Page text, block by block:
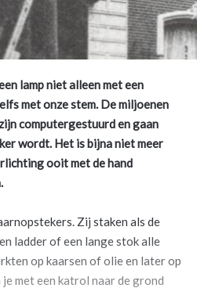
lamp niet alleen met een
met onze stem. De miljoenen
computergestuurd en gaan
wordt. Het isbijna niet meer
ooit met de hand
Zij staken als de
ladder of een lange stok alle
op kaarsen of olie en later op
met een katrol naar de grond